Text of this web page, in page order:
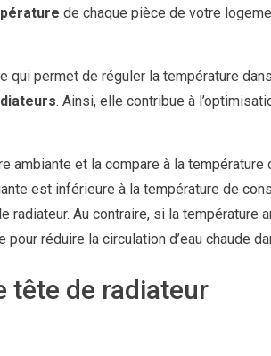
de chaque pièce de votre
qui permet de réguler la température
. Ainsi, elle contribue à
ambiante et la compare à la température
est inférieure à la température de
radiateur. Au contraire, si la température
réduire la circulation d’eau chaude
tête de radiateur